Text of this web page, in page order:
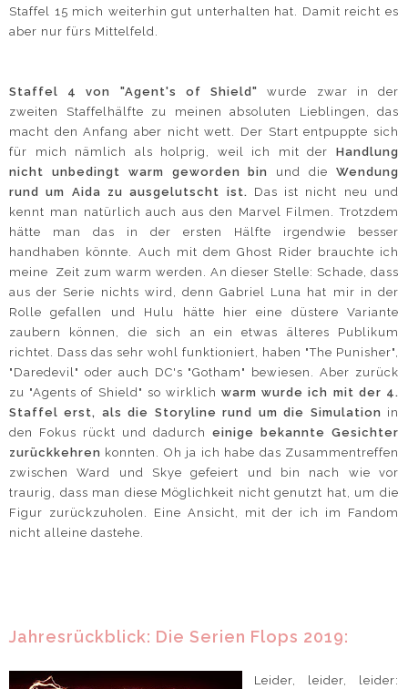
Staffel 15 mich weiterhin gut unterhalten hat. Damit reicht es
aber nur fürs Mittelfeld.
Staffel 4 von "Agent's of Shield"wurde zwar in der
zweiten Staffelhälfte zu meinen absoluten Lieblingen, das
macht den Anfang aber nicht wett. Der Start entpuppte sich
für mich nämlich als holprig, weil ich mit der Handlung
nicht unbedingt warm geworden bin und die Wendung
rund um Aida zu ausgelutscht ist. Das ist nicht neu und
kennt man natürlich auch aus den Marvel Filmen. Trotzdem
hätte man das in der ersten Hälfte irgendwie besser
handhaben könnte. Auch mit dem Ghost Rider brauchte ich
meine Zeit zum warm werden. An dieser Stelle: Schade, dass
aus der Serie nichts wird, denn Gabriel Luna hat mir in der
Rolle gefallen und Hulu hätte hier eine düstere Variante
zaubern können, die sich an ein etwas älteres Publikum
richtet. Dass das sehr wohl funktioniert, haben "The Punisher",
"Daredevil" oder auch DC's "Gotham" bewiesen. Aber zurück
zu "Agents of Shield" so wirklichwarm wurde ich mit der 4.
Staffel erst, als die Storyline rund um die Simulation in
den Fokus rückt und dadurch einige bekannte Gesichter
zurückkehren konnten. Oh ja ich habe das Zusammentreffen
zwischen Ward und Skye gefeiert und bin nach wie vor
traurig, dass man diese Möglichkeit nicht genutzt hat, um die
Figur zurückzuholen. Eine Ansicht, mit der ich im Fandom
nicht alleine dastehe.
Jahresrückblick: Die Serien Flops 2019:
Leider, leider, leider: